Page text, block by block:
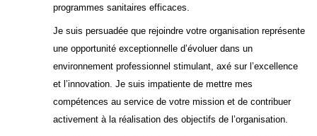
programmes sanitaires efficaces.
Je suis persuadée que rejoindre votre organisation représente
une opportunité exceptionnelle d’évoluer dans un
environnement professionnel stimulant, axé sur l’excellence
et l’innovation. Je suis impatiente de mettre mes
compétences au service de votre mission et de contribuer
activement à la réalisation des objectifs de l’organisation.